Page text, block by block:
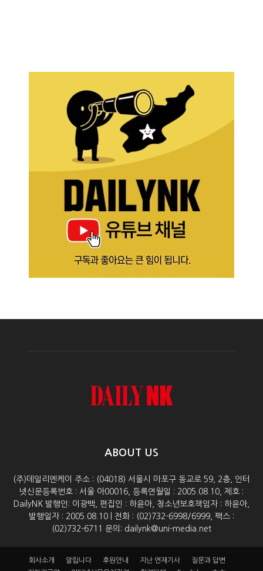
ABOUT US
(주)데일리엔케이 주소 : (04018) 서울시 마포구 동교로 59, 2층, 인터
넷신문등록번호 : 서울 아00016, 등록연월일 : 2005.08.10, 제호 :
DailyNK 발행인: 이광백, 편집인 : 하윤아, 청소년보호책임자 : 하윤아,
발행일자 : 2005.08.10 | 전화 : (02)732-6998/6999, 팩스 :
(02)732-6711 문의: dailynk@uni-media.net
회사소개 알립니다 후원안내 지난 연재기사
질문과 답변